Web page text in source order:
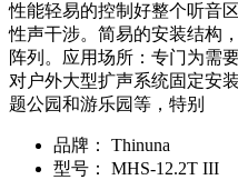
性能轻易的控制好整个听音
性声干涉。简易的安装结构
阵列。应用场所：专门为需
对户外大型扩声系统固定安
题公园和游乐园等，特别
品牌：
Thinuna
型号：
MHS-12.2T III